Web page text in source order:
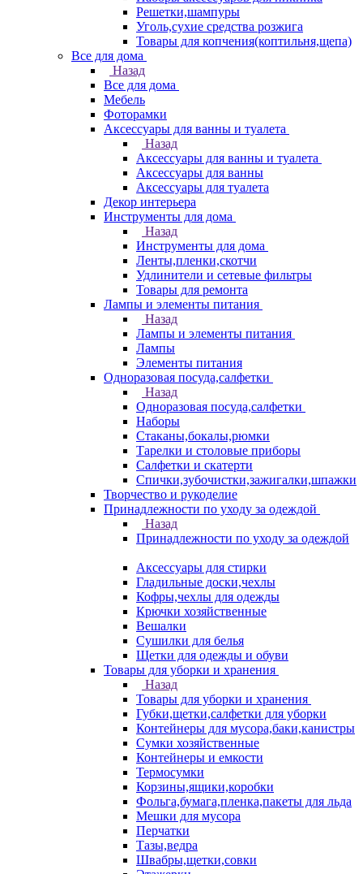
Решетки,шампуры
Уголь,сухие средства розжига
Товары для копчения(коптильня,щепа)
Все для дома
Назад
Все для дома
Мебель
Фоторамки
Аксессуары для ванны и туалета
Назад
Аксессуары для ванны и туалета
Аксессуары для ванны
Аксессуары для туалета
Декор интерьера
Инструменты для дома
Назад
Инструменты для дома
Ленты,пленки,скотчи
Удлинители и сетевые фильтры
Товары для ремонта
Лампы и элементы питания
Назад
Лампы и элементы питания
Лампы
Элементы питания
Одноразовая посуда,салфетки
Назад
Одноразовая посуда,салфетки
Наборы
Стаканы,бокалы,рюмки
Тарелки и столовые приборы
Салфетки и скатерти
Спички,зубочистки,зажигалки,шпажки
Творчество и рукоделие
Принадлежности по уходу за одеждой
Назад
Принадлежности по уходу за одеждой
Аксессуары для стирки
Гладильные доски,чехлы
Кофры,чехлы для одежды
Крючки хозяйственные
Вешалки
Сушилки для белья
Щетки для одежды и обуви
Товары для уборки и хранения
Назад
Товары для уборки и хранения
Губки,щетки,салфетки для уборки
Контейнеры для мусора,баки,канистры
Сумки хозяйственные
Контейнеры и емкости
Термосумки
Корзины,ящики,коробки
Фольга,бумага,пленка,пакеты для льда
Мешки для мусора
Перчатки
Тазы,ведра
Швабры,щетки,совки